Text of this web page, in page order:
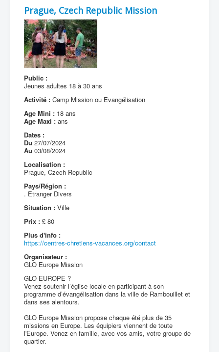
Prague, Czech Republic Mission
Public :
Jeunes adultes 18 à 30 ans
Activité : Camp Mission ou Evangélisation
Age Mini : 18 ans
Age Maxi : ans
Dates :
Du 27/07/2024
Au 03/08/2024
Localisation :
Prague, Czech Republic
Pays/Région :
. Etranger Divers
Situation : Ville
Prix : £ 80
Plus d'info :
https://centres-chretiens-vacances.org/contact
Organisateur :
GLO Europe Mission
GLO EUROPE ?
Venez soutenir l’église locale en participant à son
programme d’évangélisation dans la ville de Rambouillet et
dans ses alentours.
GLO Europe Mission propose chaque été plus de 35
missions en Europe. Les équipiers viennent de toute
l'Europe. Venez en famille, avec vos amis, votre groupe de
quartier.